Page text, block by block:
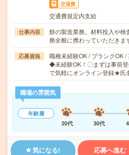
交通費
交通費規定内支給
仕事内容
餅の製造業務。材料投入や
務全般に携わっていただき
応募資格
職種未経験OK / ブランクOK /
◆未経験OK！〇まずは事前
で気軽にオンライン登録★氏
職場の雰囲気
年齢層
20代
30代
気になる! 応募へ進む